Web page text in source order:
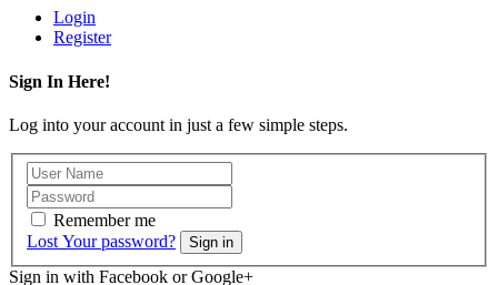
Login
Register
Sign In Here!
Log into your account in just a few simple steps.
Remember me
Lost Your password?
Sign in
Sign in with Facebook or Google+